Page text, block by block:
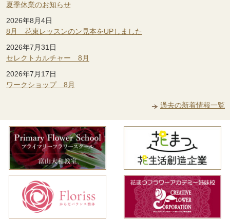
夏季休業のお知らせ
2026年8月4日
8月 花束レッスンのン見本をUPしました
2026年7月31日
セレクトカルチャー 8月
2026年7月17日
ワークショップ 8月
過去の新着情報一覧